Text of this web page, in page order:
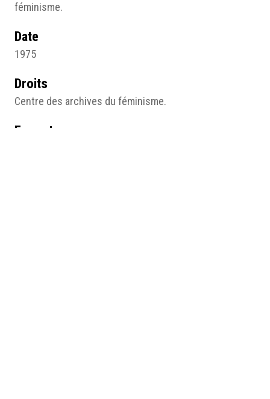
féminisme.
Date
1975
Droits
Centre des archives du féminisme.
Format